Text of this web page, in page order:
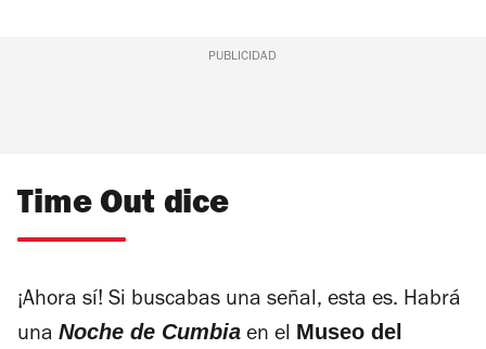
PUBLICIDAD
Time Out dice
¡Ahora sí! Si buscabas una señal, esta es. Habrá
una Noche de Cumbia en el Museo del